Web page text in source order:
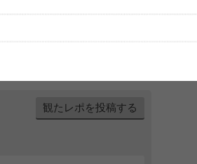
観たレポを投稿する